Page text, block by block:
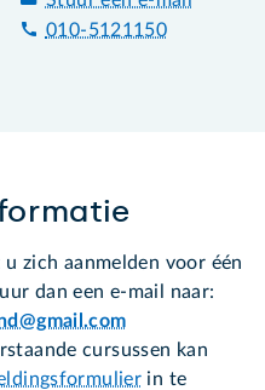
010-5121150
zich aanmelden voor één
dan een e-mail naar:
cursussen kan
in te